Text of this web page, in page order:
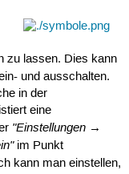
zu lassen. Dies kann
und ausschalten.
in der
eine
"Einstellungen →
im Punkt
kann man einstellen,